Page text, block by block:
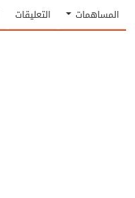
المساهمات التعليقات